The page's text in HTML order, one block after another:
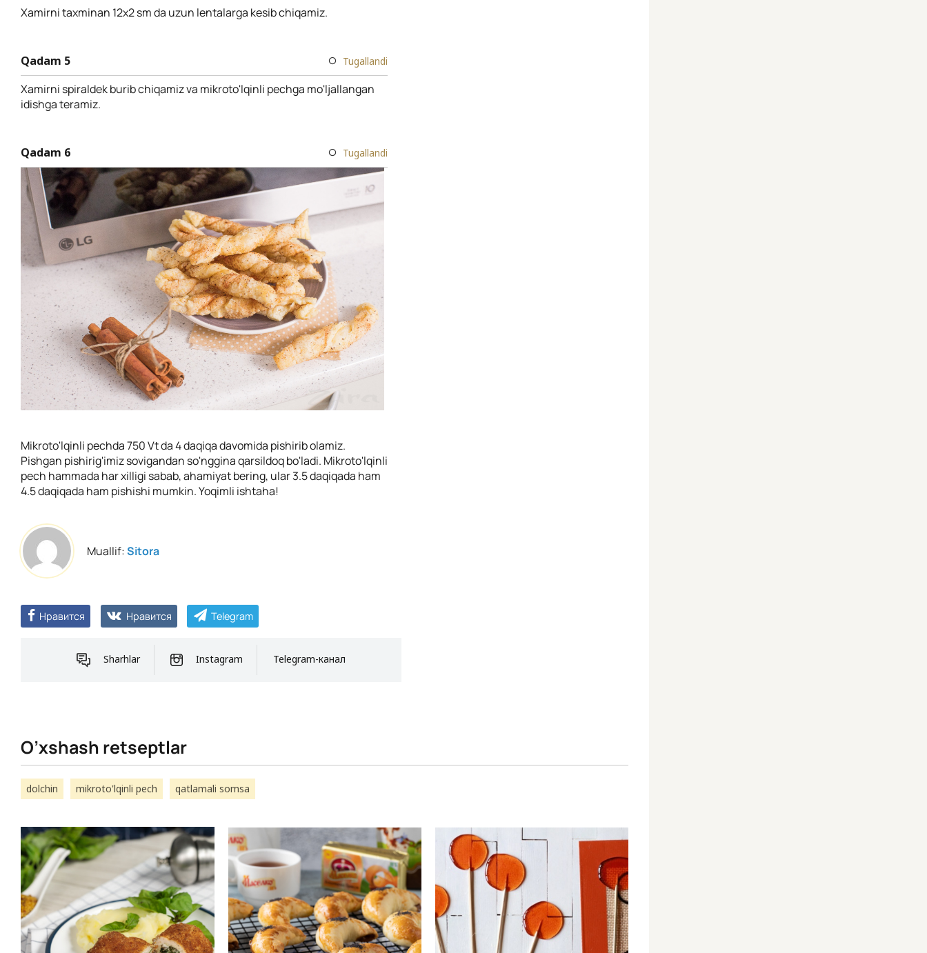
Xamirni taxminan 12x2 sm da uzun lentalarga kesib chiqamiz.
Qadam 5 Tugallandi
Xamirni spiraldek burib chiqamiz va mikroto'lqinli pechga mo'ljallangan
idishga teramiz.
Qadam 6 Tugallandi
Mikroto'lqinli pechda 750 Vt da 4 daqiqa davomida pishirib olamiz.
Pishgan pishirig'imiz sovigandan so'nggina qarsildoq bo'ladi. Mikroto'lqinli
pech hammada har xilligi sabab, ahamiyat bering, ular 3.5 daqiqada ham
4.5 daqiqada ham pishishi mumkin. Yoqimli ishtaha!
Muallif:Sitora
Нравится Нравится Telegram
Sharhlar Instagram Telegram-канал
O’xshash retseptlar
dolchin mikroto'lqinli pech qatlamali somsa